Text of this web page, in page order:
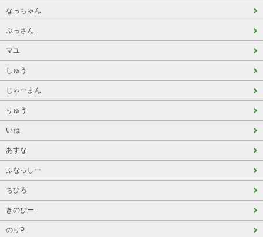
なっちゃん
ぶっさん
マユ
しゅう
じゃーまん
りゅう
いね
あすな
ふなっしー
ちひろ
きのぴー
のりP